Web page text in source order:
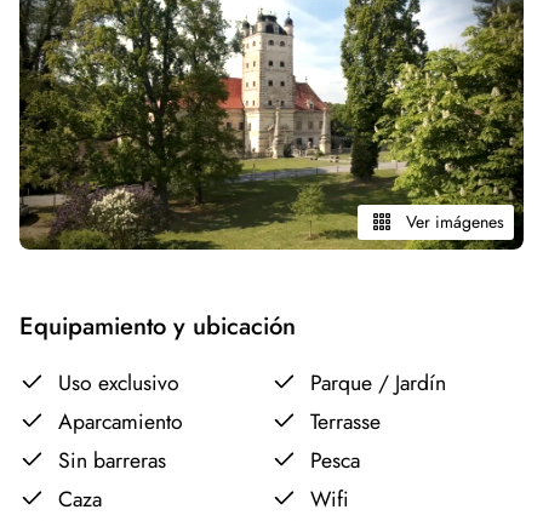
Ver imágenes
Equipamiento y ubicación
Uso exclusivo
Parque / Jardín
Aparcamiento
Terrasse
Sin barreras
Pesca
Caza
Wifi